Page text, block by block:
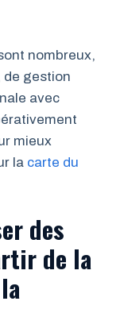
nombreux,
de gestion
avec
mieux
la carte du
des
de la